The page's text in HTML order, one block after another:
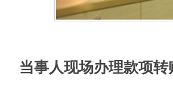
当事人现场办理款项